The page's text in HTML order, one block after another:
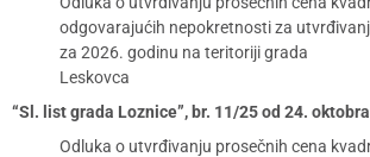
odgovarajućih nepokretnosti za
za 2026. godinu na teritoriji grada
Leskovca
“Sl. list grada Loznice”, br. 11/25 od 24.
Odluka o utvrđivanju prosečnih cena